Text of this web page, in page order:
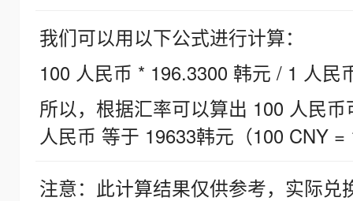
我们可以用以下公式进行计算：
100 人民币 * 196.3300 韩元 / 1 人民
所以，根据汇率可以算出 100 人民
人民币 等于 19633韩元（100 CNY =
注意：此计算结果仅供参考，实际